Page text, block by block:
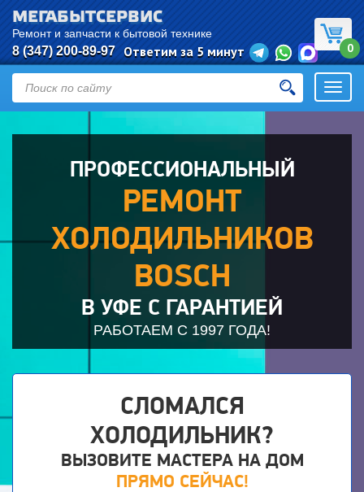
МЕГАБЫТСЕРВИС
Ремонт и запчасти к бытовой технике
8 (347) 200-89-97 Ответим за 5 минут 0
ПРОФЕССИОНАЛЬНЫЙ
РЕМОНТ
ХОЛОДИЛЬНИКОВ
BOSCH
В УФЕ С ГАРАНТИЕЙ
РАБОТАЕМ С 1997 ГОДА!
СЛОМАЛСЯ
ХОЛОДИЛЬНИК?
ВЫЗОВИТЕ МАСТЕРА НА ДОМ
ПРЯМО СЕЙЧАС!
Евгенияоставил(а) заявку:Ремонт
холодильников
Уфа